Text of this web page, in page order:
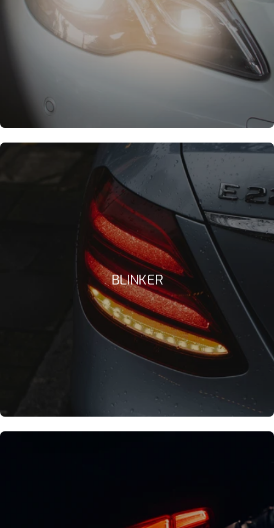
BLINKER